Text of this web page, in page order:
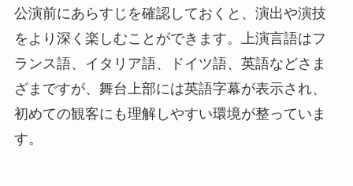
公演前にあらすじを確認しておくと、演出や演技
をより深く楽しむことができます。上演言語はフ
ランス語、イタリア語、ドイツ語、英語などさま
ざまですが、舞台上部には英語字幕が表示され、
初めての観客にも理解しやすい環境が整っていま
す。